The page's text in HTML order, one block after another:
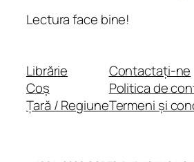
Lectura face bine!
Librărie
Coș
Țară / Regiune
Contactați-ne
Politica de
Termeni și